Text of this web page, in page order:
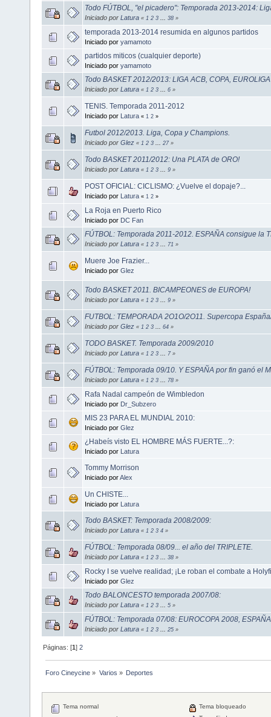
Todo FÚTBOL, "el picadero": Temporada 2013-2014:
Iniciado por Latura « 1 2 3 38 »
temporada 2013-2014 resumida en algunos partidos
Iniciado por yamamoto
partidos miticos (cualquier deporte)
Iniciado por yamamoto
Todo BASKET 2012/2013: LIGA ACB, COPA, EUROLIGA
Iniciado por Latura « 1 2 3 6 »
TENIS. Temporada 2011-2012
Iniciado por Latura « 1 2 »
Futbol 2012/2013. Liga, Copa y Champions.
Iniciado por Glez « 1 2 3 27»
Todo BASKET 2011/2012: Una PLATA de ORO!
Iniciado por Latura « 1 2 3 9 »
POST OFICIAL: CICLISMO: ¿Vuelve el dopaje?...
Iniciado por Latura « 1 2 »
La Roja en Puerto Rico
Iniciado por DC Fan
FÚTBOL: Temporada 2011-2012. ESPAÑA consigue la
Iniciado por Latura « 1 2 3 71 »
Muere Joe Frazier...
Iniciado por Glez
Todo BASKET 2011. BICAMPEONES de EUROPA!
Iniciado por Latura « 1 2 3 9 »
FUTBOL: TEMPORADA 2O1O/2O11. Supercopa
Iniciado por Glez « 1 2 3 64 »
TODO BASKET. Temporada 2009/2010
Iniciado por Latura « 1 2 3 7»
FÚTBOL: Temporada 09/10. Y ESPAÑA por fin ganó el
Iniciado por Latura « 1 2 3 78 »
Rafa Nadal campeón de Wimbledon
Iniciado por Dr_Subzero
MIS 23 PARA EL MUNDIAL 2010:
Iniciado por Glez
¿Habeís visto EL HOMBRE MÁS FUERTE...?:
Iniciado por Latura
Tommy Morrison
Iniciado porAlex
Un CHISTE...
Iniciado por Latura
Todo BASKET: Temporada 2008/2009:
Iniciado por Latura « 1 2 3 4 »
FÚTBOL: Temporada 08/09... el año del TRIPLETE.
Iniciado por Latura « 1 2 3 38 »
Rocky I se vuelve realidad; ¡Le roban el combate a
Iniciado por Glez
Todo BALONCESTO temporada 2007/08:
Iniciado por Latura « 1 2 3 5 »
FÚTBOL: Temporada 07/08: EUROCOPA 2008,
Iniciado por Latura « 1 2 3 25 »
Páginas: [1]2
Foro Cineycine » Varios » Deportes
Tema normal
Tema bloqueado